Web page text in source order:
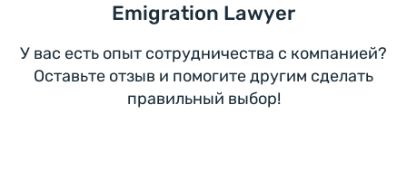
Emigration Lawyer
У вас есть опыт сотрудничества с компанией?
Оставьте отзыв и помогите другим сделать
правильный выбор!